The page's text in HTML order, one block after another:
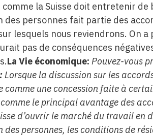
comme la Suisse doit entretenir
des personnes fait partie des
lesquels nous reviendrons. On
pas de conséquences
La Vie économique: Pouvez-vous
Lorsque la discussion sur les
comme une concession faite à
le principal avantage des
d’ouvrir le marché du travail en
personnes, les conditions de